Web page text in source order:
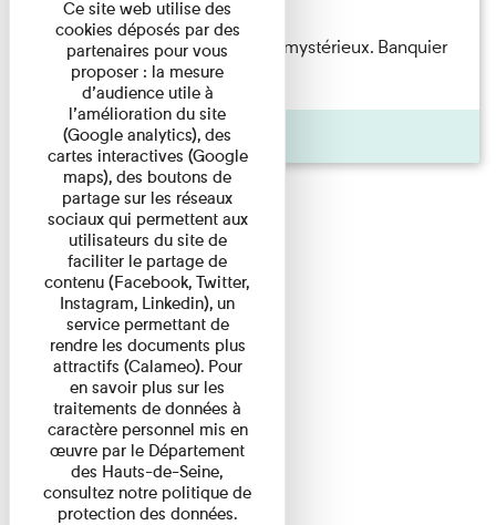
Albert Kahn est un personnage mystérieux. Banquier
d'origine modeste, il a ...
Agenda
Ce site web utilise des
cookies déposés par des
partenaires pour vous
proposer : la mesure
d’audience utile à
l’amélioration du site
(Google analytics), des
cartes interactives (Google
maps), des boutons de
partage sur les réseaux
sociaux qui permettent aux
utilisateurs du site de
faciliter le partage de
contenu (Facebook, Twitter,
Instagram, Linkedin), un
service permettant de
rendre les documents plus
attractifs (Calameo). Pour
en savoir plus sur les
traitements de données à
caractère personnel mis en
œuvre par le Département
des Hauts-de-Seine,
consultez notre politique de
protection des données.